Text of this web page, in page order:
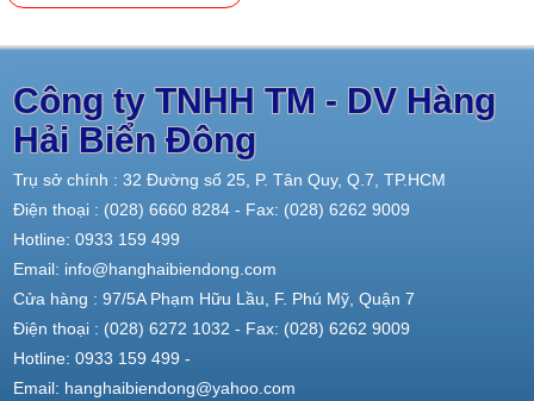
Công ty TNHH TM - DV Hàng
Hải Biển Đông
Trụ sở chính : 32 Đường số 25, P. Tân Quy, Q.7, TP.HCM
Điện thoại : (028) 6660 8284 - Fax: (028) 6262 9009
Hotline: 0933 159 499
Email: info@hanghaibiendong.com
Cửa hàng : 97/5A Phạm Hữu Lầu, F. Phú Mỹ, Quận 7
Điện thoại : (028) 6272 1032 - Fax: (028) 6262 9009
Hotline: 0933 159 499 -
Email: hanghaibiendong@yahoo.com